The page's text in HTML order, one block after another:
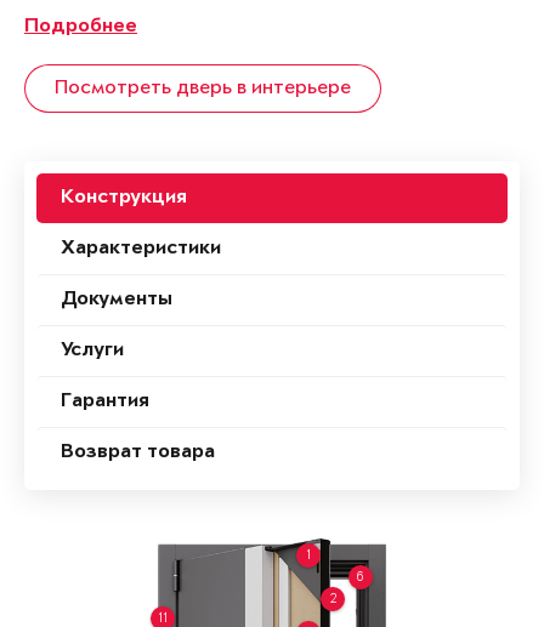
Подробнее
Посмотреть дверь в интерьере
Конструкция
Характеристики
Документы
Услуги
Гарантия
Возврат товара
1
2
6
11